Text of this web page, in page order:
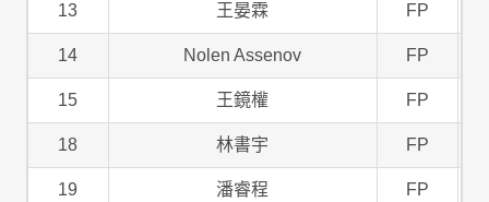
13 王晏霖 FP
14 Nolen Assenov FP
15 王鏡權 FP
18 林書宇 FP
19 潘睿程 FP